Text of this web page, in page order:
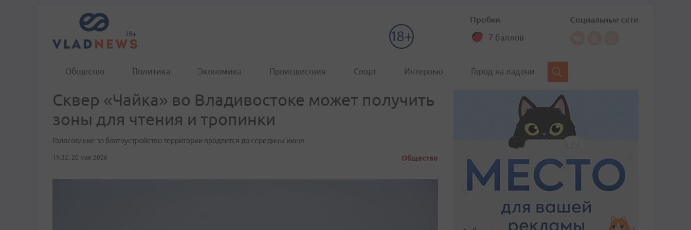
Пробки
7 баллов
Социальные сети
Общество Политика Экономика Происшествия Спорт Интервью Город на ладони
Сквер «Чайка» во Владивостоке может получить
зоны для чтения и тропинки
Голосование за благоустройство территории продлится до середины июня
19:32, 20 мая 2026 Общество